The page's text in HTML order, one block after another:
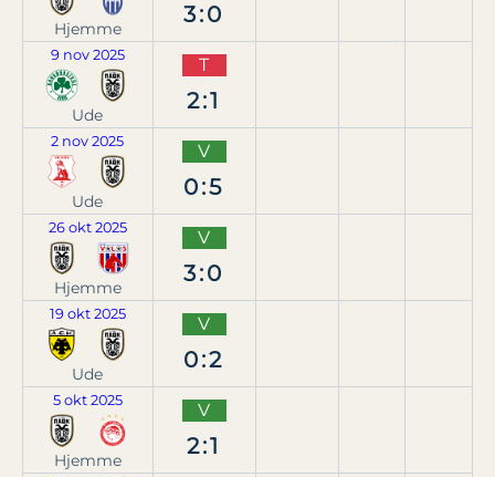
Hjemme
3:0
9 nov 2025
Ude
T
2:1
2 nov 2025
Ude
V
0:5
26 okt 2025
Hjemme
V
3:0
19 okt 2025
Ude
V
0:2
5 okt 2025
Hjemme
V
2:1